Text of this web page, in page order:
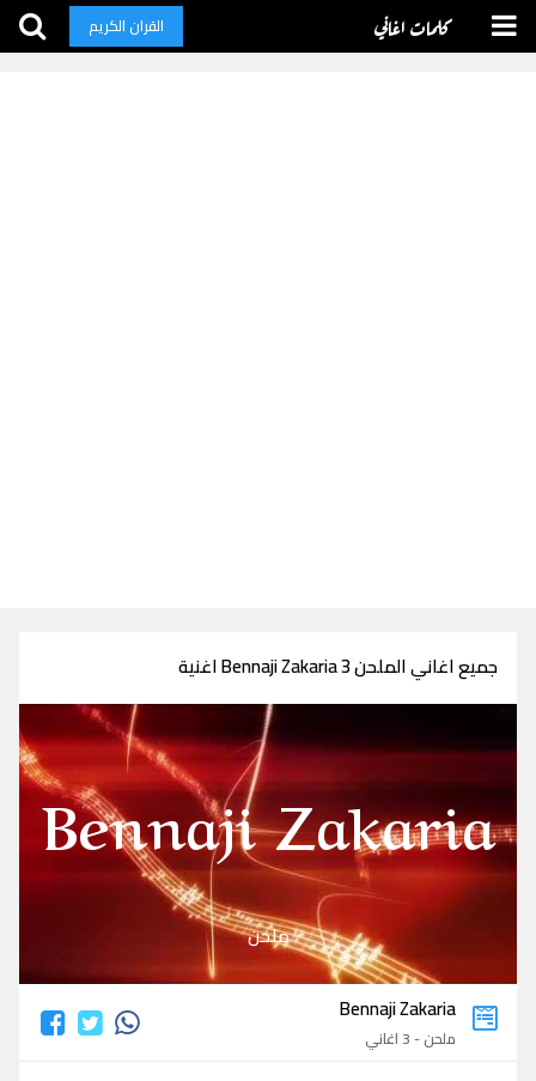
كلمات اغاني القران الكريم
جميع اغاني الملحن Bennaji Zakaria 3 اغنية
Bennaji Zakaria
ملحن
Bennaji Zakaria
ملحن - 3 اغاني